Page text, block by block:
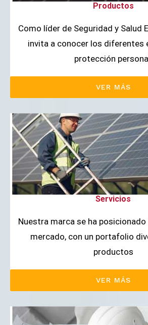
Productos
Como líder de Seguridad y Salud
invita a conocer los diferentes
protección
VER MÁS
Servicios
Nuestra marca se ha
mercado, con un portafolio
productos
VER MÁS